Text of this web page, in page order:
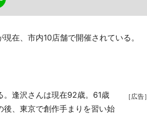
在、市内10店舗で開催されている。
［広告］
逢沢さんは現在92歳。61歳
、東京で創作手まりを習い始